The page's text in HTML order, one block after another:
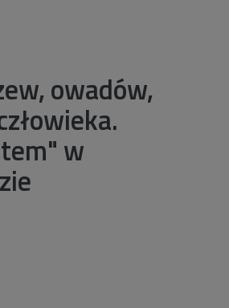
owadów,
w